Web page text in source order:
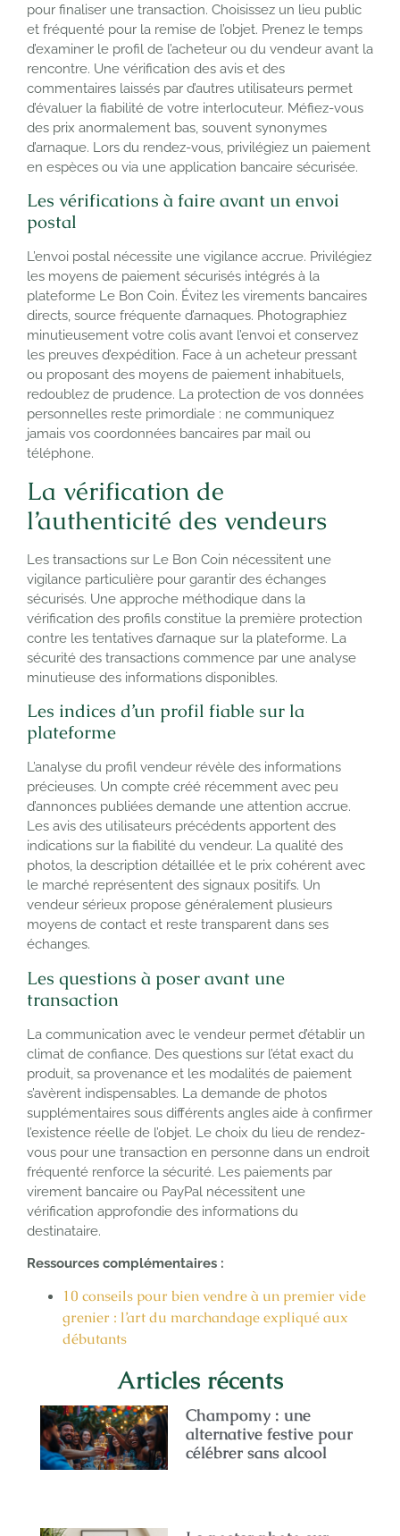
pour finaliser une transaction. Choisissez un lieu public
et fréquenté pour la remise de l’objet. Prenez le temps
d’examiner le profil de l’acheteur ou du vendeur avant la
rencontre. Une vérification des avis et des
commentaires laissés par d’autres utilisateurs permet
d’évaluer la fiabilité de votre interlocuteur. Méfiez-vous
des prix anormalement bas, souvent synonymes
d’arnaque. Lors du rendez-vous, privilégiez un paiement
en espèces ou via une application bancaire sécurisée.
Les vérifications à faire avant un envoi
postal
L’envoi postal nécessite une vigilance accrue. Privilégiez
les moyens de paiement sécurisés intégrés à la
plateforme Le Bon Coin. Évitez les virements bancaires
directs, source fréquente d’arnaques. Photographiez
minutieusement votre colis avant l’envoi et conservez
les preuves d’expédition. Face à un acheteur pressant
ou proposant des moyens de paiement inhabituels,
redoublez de prudence. La protection de vos données
personnelles reste primordiale : ne communiquez
jamais vos coordonnées bancaires par mail ou
téléphone.
La vérification de
l’authenticité des vendeurs
Les transactions sur Le Bon Coin nécessitent une
vigilance particulière pour garantir des échanges
sécurisés. Une approche méthodique dans la
vérification des profils constitue la première protection
contre les tentatives d’arnaque sur la plateforme. La
sécurité des transactions commence par une analyse
minutieuse des informations disponibles.
Les indices d’un profil fiable sur la
plateforme
L’analyse du profil vendeur révèle des informations
précieuses. Un compte créé récemment avec peu
d’annonces publiées demande une attention accrue.
Les avis des utilisateurs précédents apportent des
indications sur la fiabilité du vendeur. La qualité des
photos, la description détaillée et le prix cohérent avec
le marché représentent des signaux positifs. Un
vendeur sérieux propose généralement plusieurs
moyens de contact et reste transparent dans ses
échanges.
Les questions à poser avant une
transaction
La communication avec le vendeur permet d’établir un
climat de confiance. Des questions sur l’état exact du
produit, sa provenance et les modalités de paiement
s’avèrent indispensables. La demande de photos
supplémentaires sous différents angles aide à confirmer
l’existence réelle de l’objet. Le choix du lieu de rendez-
vous pour une transaction en personne dans un endroit
fréquenté renforce la sécurité. Les paiements par
virement bancaire ou PayPal nécessitent une
vérification approfondie des informations du
destinataire.
Ressources complémentaires :
10 conseils pour bien vendre à un premier vide
grenier : l’art du marchandage expliqué aux
débutants
Articles récents
Champomy : une
alternative festive pour
célébrer sans alcool